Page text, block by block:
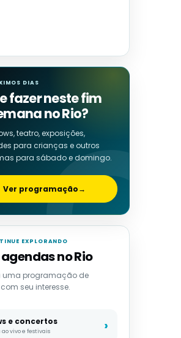
DIAS
fazer neste fim
no Rio?
teatro, exposições,
para crianças e outros
para sábado e domingo.
Ver programação→
EXPLORANDO
no Rio
uma programação de
seu interesse.
e concertos
ao vivo e festivais